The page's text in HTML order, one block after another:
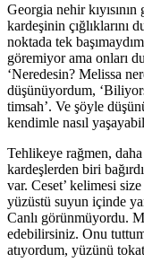
Georgia nehir
kardeşinin çığlıklarını
noktada tek
göremiyor ama onları
‘Neredesin? Melissa
düşünüyordum,
timsah’. Ve şöyle
kendimle nasıl
Tehlikeye rağmen,
kardeşlerden biri
var. Ceset’ kelimesi
yüzüstü suyun içinde
Canlı görünmüyordu.
edebilirsiniz. Onu
atıyordum, yüzünü